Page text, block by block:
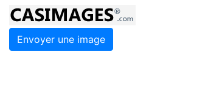
Envoyer une image